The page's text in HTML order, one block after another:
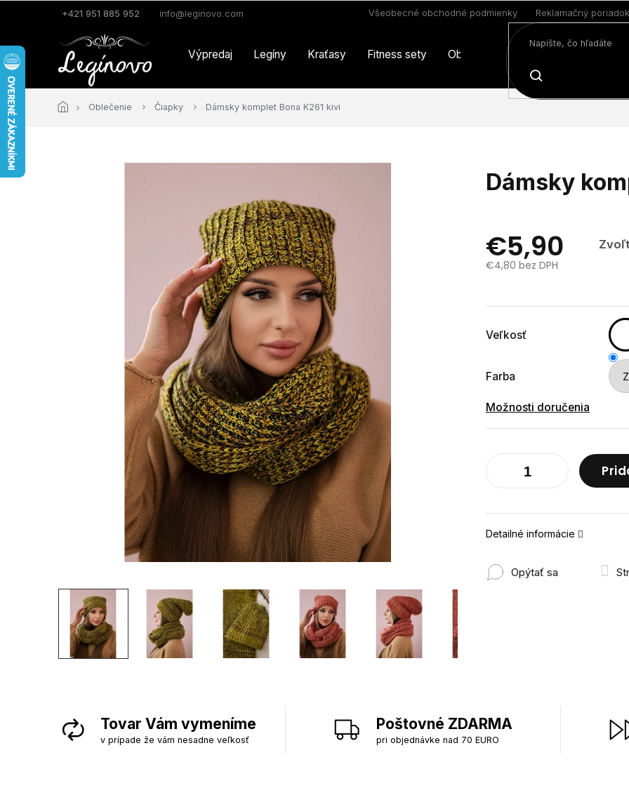
+421 951 885 952 info@leginovo.com Všeobecné obchodné podmienky Reklamačný poriadok
HĽADAŤ
Výpredaj Legíny Kraťasy Fitness sety Oblečenie
Oblečenie Čiapky Dámsky komplet Bona K261 kivi
Dámsky
€5,90
€4,80 bez DPH
Veľkosť
Farba
Možnosti doručenia
Detailné informácie
Opýtať sa
Tovar Vám vymeníme
v prípade že vám nesadne veľkosť
Poštovné ZDARMA
pri objednávke nad 70 EURO